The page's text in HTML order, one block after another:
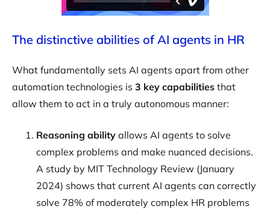
The distinctive abilities of AI agents in HR
What fundamentally sets AI agents apart from other
automation technologies is 3 key capabilities that
allow them to act in a truly autonomous manner:
Reasoning ability allows AI agents to solve
complex problems and make nuanced decisions.
A study by MIT Technology Review (January
2024) shows that current AI agents can correctly
solve 78% of moderately complex HR problems